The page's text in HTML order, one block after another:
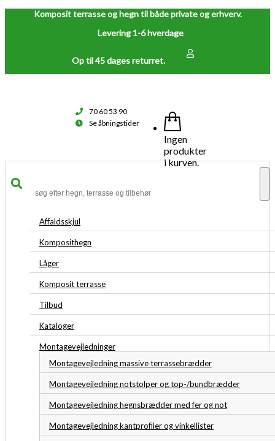
Komposit terrasse og hegn til både private og erhverv.
Levering 1-6 hverdage
Op til 45 dages returret.
70 60 53 90
Se åbningstider
Ingen
produkter
i kurven.
Affaldsskjul
Komposithegn
Låger
Komposit terrasse
Tilbud
Kataloger
Montagevejledninger
Montagevejledning massive terrassebrædder
Montagevejledning notstolper og top-/bundbrædder
Montagevejledning hegnsbrædder med fer og not
Montagevejledning kantprofiler og vinkellister